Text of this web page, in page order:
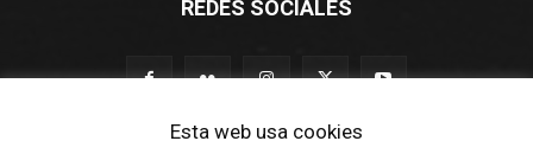
REDES SOCIALES
Esta web usa cookies